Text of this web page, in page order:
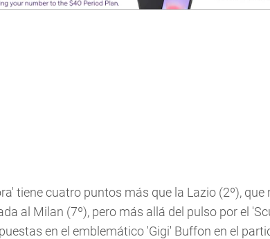
tiene cuatro puntos más que la Lazio (2º), que
al Milan (7º), pero más allá del pulso por el
en el emblemático 'Gigi' Buffon en el